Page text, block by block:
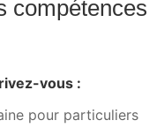
compétences
vous :
pour particuliers